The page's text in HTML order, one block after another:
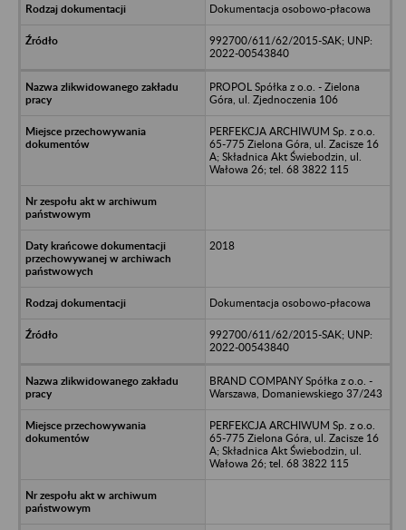
Dokumentacja osobowo-płacowa
992700/611/62/2015-SAK; UNP:
2022-00543840
PROPOL Spółka z o.o. - Zielona
Góra, ul. Zjednoczenia 106
PERFEKCJA ARCHIWUM Sp. z o.o.
65-775 Zielona Góra, ul. Zacisze 16
A; Składnica Akt Świebodzin, ul.
Wałowa 26; tel. 68 3822 115
2018
Dokumentacja osobowo-płacowa
992700/611/62/2015-SAK; UNP:
2022-00543840
BRAND COMPANY Spółka z o.o. -
Warszawa, Domaniewskiego 37/243
PERFEKCJA ARCHIWUM Sp. z o.o.
65-775 Zielona Góra, ul. Zacisze 16
A; Składnica Akt Świebodzin, ul.
Wałowa 26; tel. 68 3822 115